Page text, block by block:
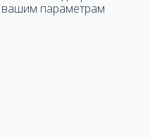
вашим параметрам